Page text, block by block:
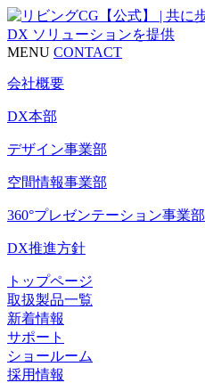
MENU CONTACT
会社概要
DX本部
デザイン事業部
空間情報事業部
360°プレゼンテーション事業部
DX推進方針
トップページ
取扱製品一覧
新着情報
サポート
ショールーム
採用情報